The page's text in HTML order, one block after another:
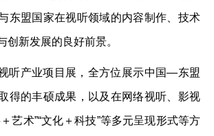
东盟国家在视听领域的内容制作、技术
创新发展的良好前景。
听产业项目展，全方位展示中国—东盟
得的丰硕成果，以及在网络视听、影视
艺术”“文化＋科技”等多元呈现形式等方